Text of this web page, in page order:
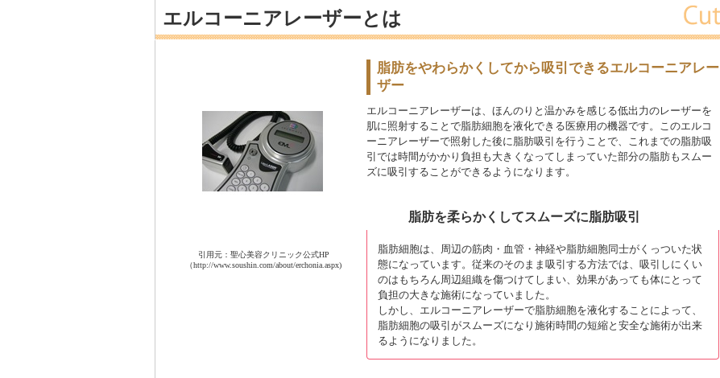
エルコーニアレーザーとは
引用元：聖心美容クリニック公式HP
（http://www.soushin.com/about/erchonia.aspx)
脂肪をやわらかくしてから吸引できるエルコーニアレー
ザー
エルコーニアレーザーは、ほんのりと温かみを感じる低出力のレーザーを
肌に照射することで脂肪細胞を液化できる医療用の機器です。このエルコ
ーニアレーザーで照射した後に脂肪吸引を行うことで、これまでの脂肪吸
引では時間がかかり負担も大きくなってしまっていた部分の脂肪もスムー
ズに吸引することができるようになります。
脂肪を柔らかくしてスムーズに脂肪吸引
脂肪細胞は、周辺の筋肉・血管・神経や脂肪細胞同士がくっついた状
態になっています。従来のそのまま吸引する方法では、吸引しにくい
のはもちろん周辺組織を傷つけてしまい、効果があっても体にとって
負担の大きな施術になっていました。
しかし、エルコーニアレーザーで脂肪細胞を液化することによって、
脂肪細胞の吸引がスムーズになり施術時間の短縮と安全な施術が出来
るようになりました。